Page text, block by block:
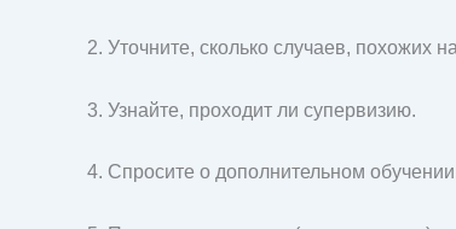
2. Уточните, сколько случаев, похожих
3. Узнайте, проходит ли супервизию.
4. Спросите о дополнительном